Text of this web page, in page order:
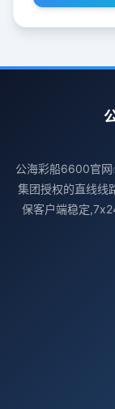
公海彩船6600官网
集团授权的直线线
保客户端稳定